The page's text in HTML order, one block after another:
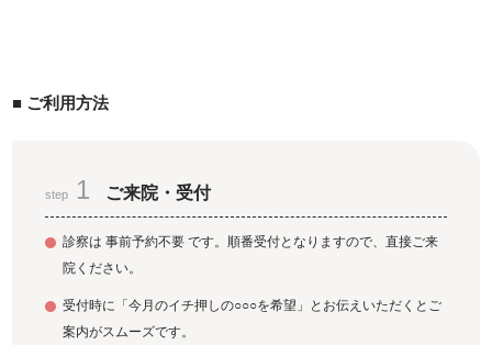
■ ご利用方法
step 1 ご来院・受付
診察は 事前予約不要 です。順番受付となりますので、直接ご来
院ください。
受付時に「今月のイチ押しの○○○を希望」とお伝えいただくとご
案内がスムーズです。